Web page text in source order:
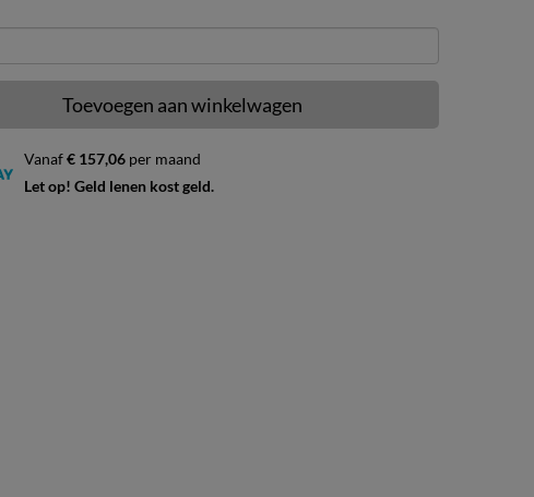
Toevoegen aan winkelwagen
Vanaf€ 157,06 per maand
Let op! Geld lenen kost geld.